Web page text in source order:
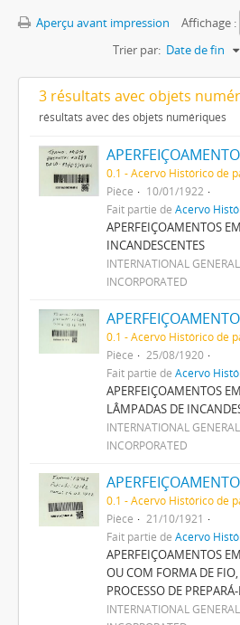
Aperçu avant impression
Affichage :
Trier par: Date de fin
3 résultats avec objets
résultats avec des objets numériques
0.1 - Acervo Histórico de
Pièce
10/01/1922
Fait partie de Acervo
APERFEIÇOAMENTOS
INCANDESCENTES
INTERNATIONAL
INCORPORATED
0.1 - Acervo Histórico de
Pièce
25/08/1920
Fait partie de Acervo
APERFEIÇOAMENTOS
LÂMPADAS DE
INTERNATIONAL
INCORPORATED
0.1 - Acervo Histórico de
Pièce
21/10/1921
Fait partie de Acervo
APERFEIÇOAMENTOS
OU COM FORMA DE
PROCESSO DE
INTERNATIONAL